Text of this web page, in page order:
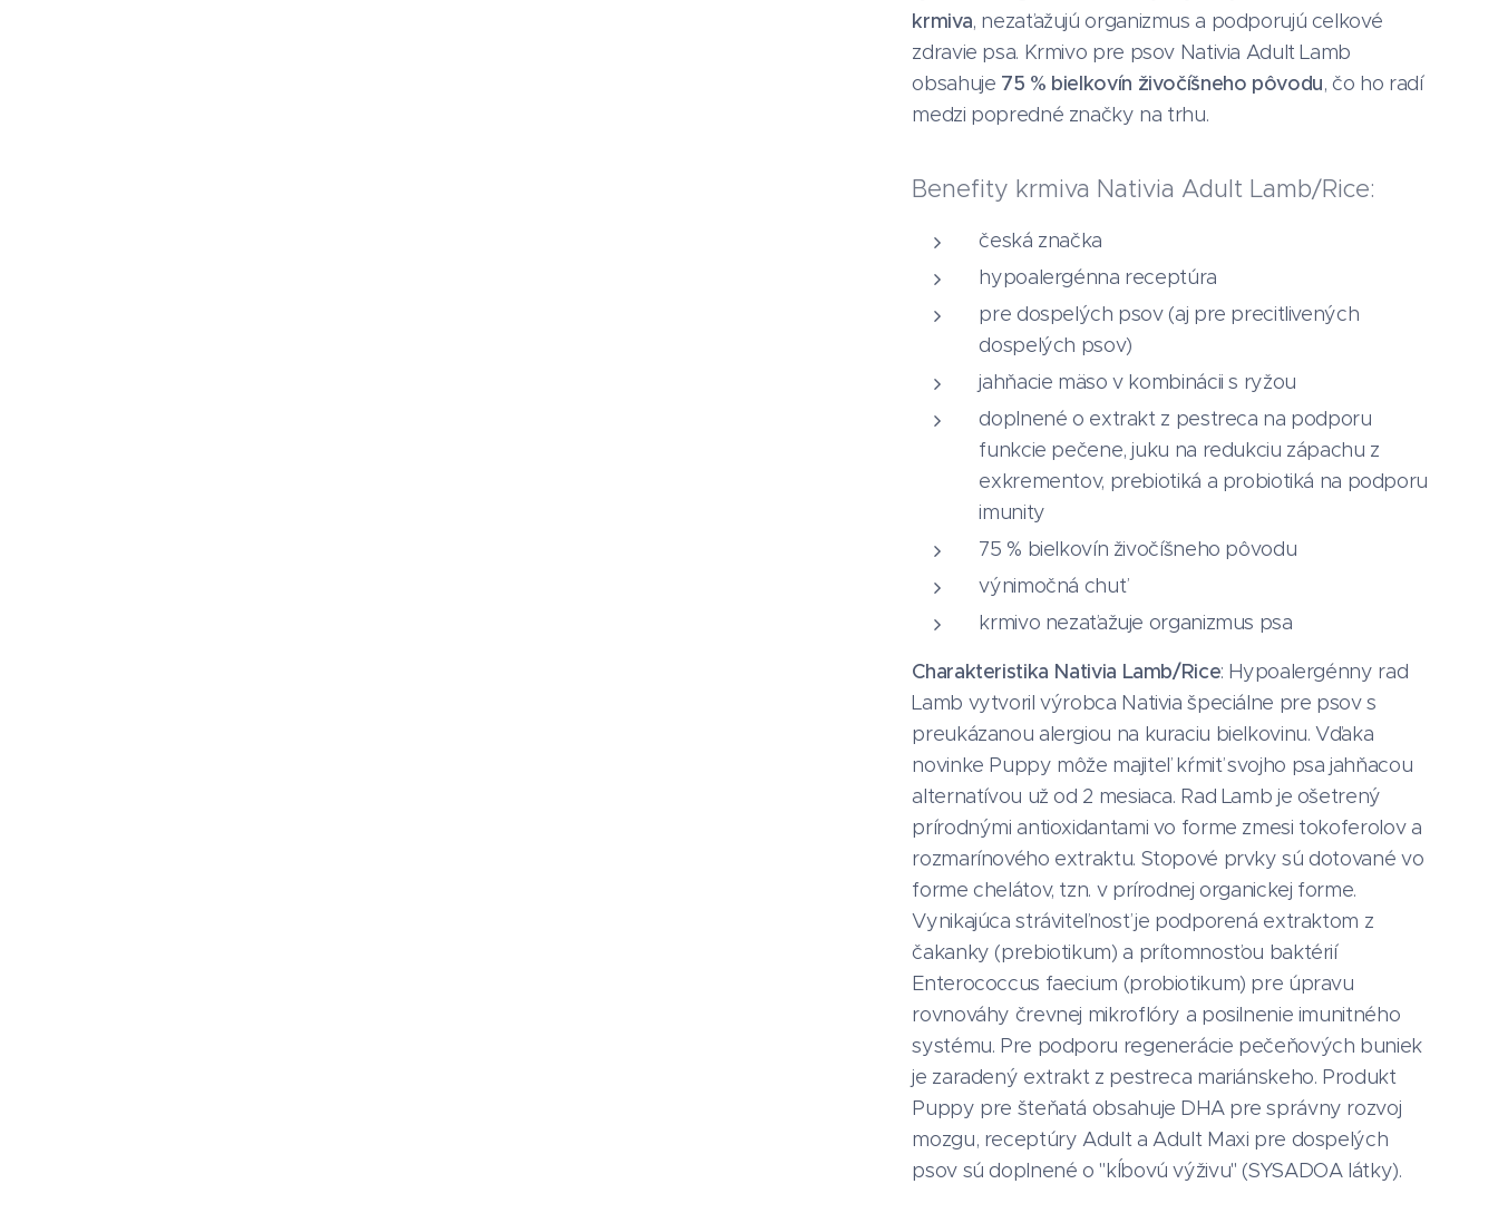
krmiva, nezaťažujú organizmus a podporujú celkové
zdravie psa. Krmivo pre psov Nativia Adult Lamb
obsahuje 75 % bielkovín živočíšneho pôvodu, čo ho radí
medzi popredné značky na trhu.
Benefity krmiva Nativia Adult Lamb/Rice:
česká značka
hypoalergénna receptúra
pre dospelých psov (aj pre precitlivených
dospelých psov)
jahňacie mäso v kombinácii s ryžou
doplnené o extrakt z pestreca na podporu
funkcie pečene, juku na redukciu zápachu z
exkrementov, prebiotiká a probiotiká na podporu
imunity
75 % bielkovín živočíšneho pôvodu
výnimočná chuť
krmivo nezaťažuje organizmus psa
Charakteristika Nativia Lamb/Rice: Hypoalergénny rad
Lamb vytvoril výrobca Nativia špeciálne pre psov s
preukázanou alergiou na kuraciu bielkovinu. Vďaka
novinke Puppy môže majiteľ kŕmiť svojho psa jahňacou
alternatívou už od 2 mesiaca. Rad Lamb je ošetrený
prírodnými antioxidantami vo forme zmesi tokoferolov a
rozmarínového extraktu. Stopové prvky sú dotované vo
forme chelátov, tzn. v prírodnej organickej forme.
Vynikajúca stráviteľnosť je podporená extraktom z
čakanky (prebiotikum) a prítomnosťou baktérií
Enterococcus faecium (probiotikum) pre úpravu
rovnováhy črevnej mikroflóry a posilnenie imunitného
systému. Pre podporu regenerácie pečeňových buniek
je zaradený extrakt z pestreca mariánskeho. Produkt
Puppy pre šteňatá obsahuje DHA pre správny rozvoj
mozgu, receptúry Adult a Adult Maxi pre dospelých
psov sú doplnené o "kĺbovú výživu" (SYSADOA látky).